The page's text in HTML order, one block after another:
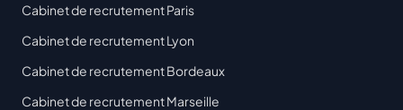
Cabinet de recrutement Paris
Cabinet de recrutement Lyon
Cabinet de recrutement Bordeaux
Cabinet de recrutement Marseille